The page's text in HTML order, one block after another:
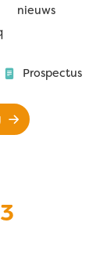
nieuws
Prospectus